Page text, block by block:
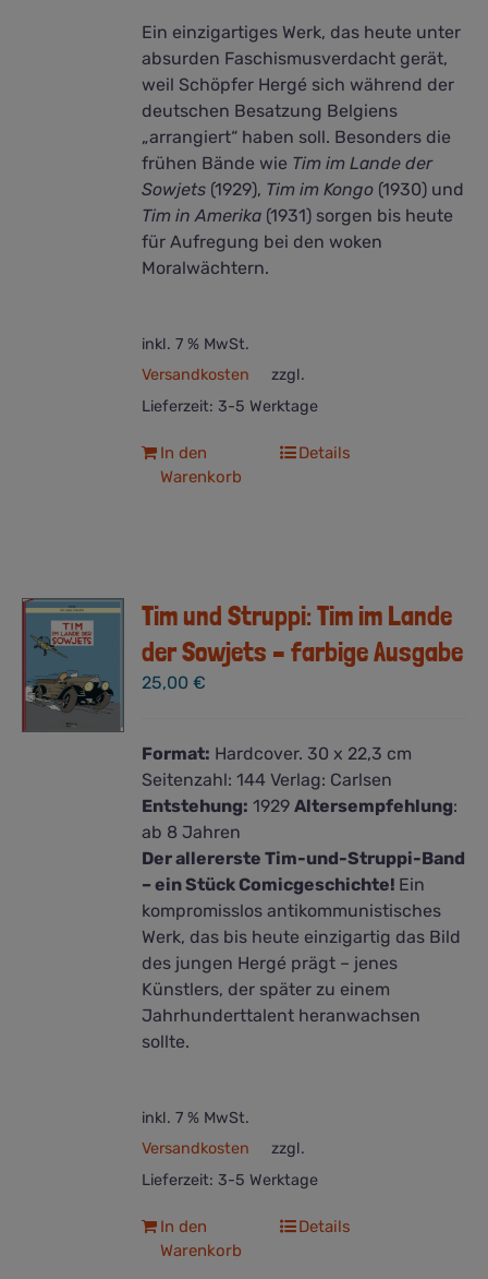
Ein einzigartiges Werk, das heute unter
absurden Faschismusverdacht gerät,
weil Schöpfer Hergé sich während der
deutschen Besatzung Belgiens
„arrangiert“ haben soll. Besonders die
frühen Bände wie Tim im Lande der
Sowjets (1929), Tim im Kongo (1930) und
Tim in Amerika (1931) sorgen bis heute
für Aufregung bei den woken
Moralwächtern.
inkl. 7 % MwSt.
zzgl.
Versandkosten
Lieferzeit: 3-5 Werktage
In den
Warenkorb
Details
Tim und Struppi: Tim im Lande
der Sowjets – farbige Ausgabe
25,00€
Format: Hardcover. 30 x 22,3 cm
Seitenzahl: 144Verlag: Carlsen
Entstehung: 1929Altersempfehlung:
ab 8 Jahren
Der allererste Tim-und-Struppi-Band
– ein Stück Comicgeschichte! Ein
kompromisslos antikommunistisches
Werk, das bis heute einzigartig das Bild
des jungen Hergé prägt – jenes
Künstlers, der später zu einem
Jahrhunderttalent heranwachsen
sollte.
inkl. 7 % MwSt.
zzgl.
Versandkosten
Lieferzeit: 3-5 Werktage
In den
Warenkorb
Details